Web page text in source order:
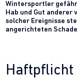
Wintersportler
Hab und Gut anderer
solcher Ereignisse
angerichteten
Haftpflicht